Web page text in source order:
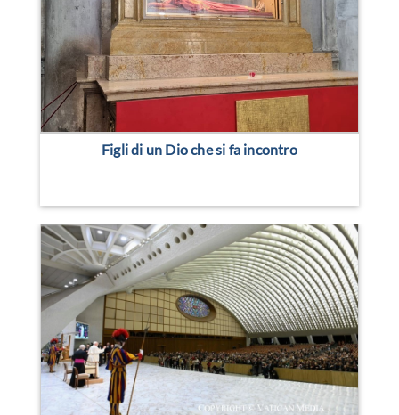
Figli di un Dio che si fa incontro